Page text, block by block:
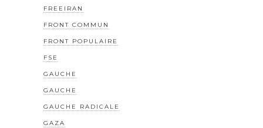
FREEIRAN
FRONT COMMUN
FRONT POPULAIRE
FSE
GAUCHE
GAUCHE
GAUCHE RADICALE
GAZA